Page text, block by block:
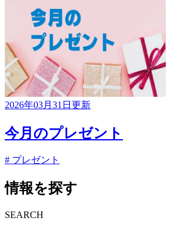
2026年03月31日更新
今月のプレゼント
# プレゼント
情報を探す
SEARCH